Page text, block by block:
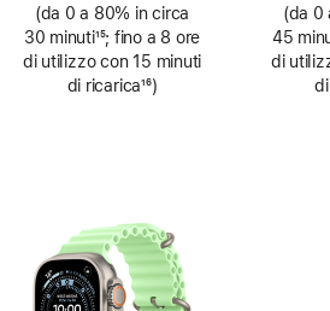
(da 0 a 80% in circa
30 minuti
Nota
15; fino a 8 ore
di utilizzo con 15 minuti
di ricarica16)
(da 0
45
Nota
di